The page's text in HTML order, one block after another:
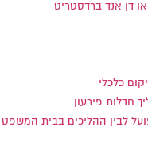
כלכלי
חדלות פירעון
לבין ההליכים בבית המשפט